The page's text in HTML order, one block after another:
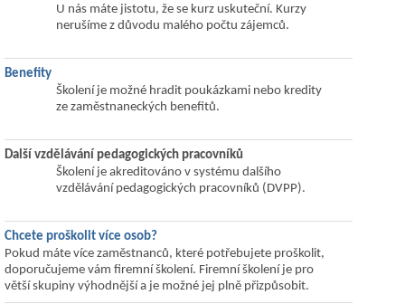
U nás máte jistotu, že se kurz uskuteční. Kurzy
nerušíme z důvodu malého počtu zájemců.
Benefity
Školení je možné hradit poukázkami nebo kredity
ze zaměstnaneckých benefitů.
Další vzdělávání pedagogických pracovníků
Školení je akreditováno v systému dalšího
vzdělávání pedagogických pracovníků (DVPP).
Chcete proškolit více osob?
Pokud máte více zaměstnanců, které potřebujete proškolit,
doporučujeme vám firemní školení. Firemní školení je pro
větší skupiny výhodnější a je možné jej plně přizpůsobit.